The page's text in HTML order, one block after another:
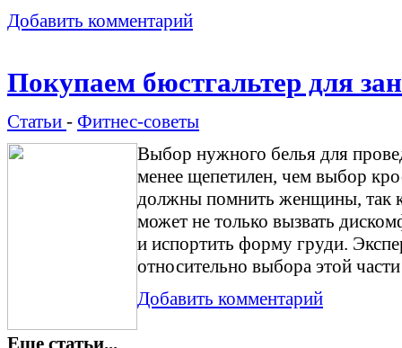
Добавить комментарий
Покупаем бюстгальтер для
Статьи - Фитнес-советы
Выбор нужного белья для
менее щепетилен, чем выбор
должны помнить женщины, так
может не только вызвать
и испортить форму груди.
относительно выбора этой
Добавить комментарий